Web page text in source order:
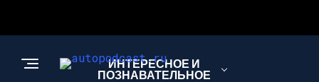
ИНТЕРЕСНОЕ И
ПОЗНАВАТЕЛЬНОЕ